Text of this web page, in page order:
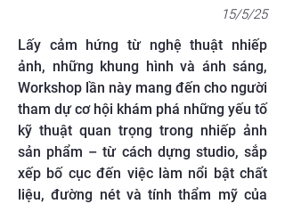
15/5/25
Lấy cảm hứng từ nghệ thuật nhiếp
ảnh, những khung hình và ánh sáng,
Workshop lần này mang đến cho người
tham dự cơ hội khám phá những yếu tố
kỹ thuật quan trọng trong nhiếp ảnh
sản phẩm – từ cách dựng studio, sắp
xếp bố cục đến việc làm nổi bật chất
liệu, đường nét và tính thẩm mỹ của